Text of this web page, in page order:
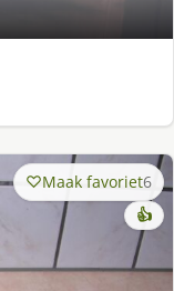
Maak favoriet6
👍